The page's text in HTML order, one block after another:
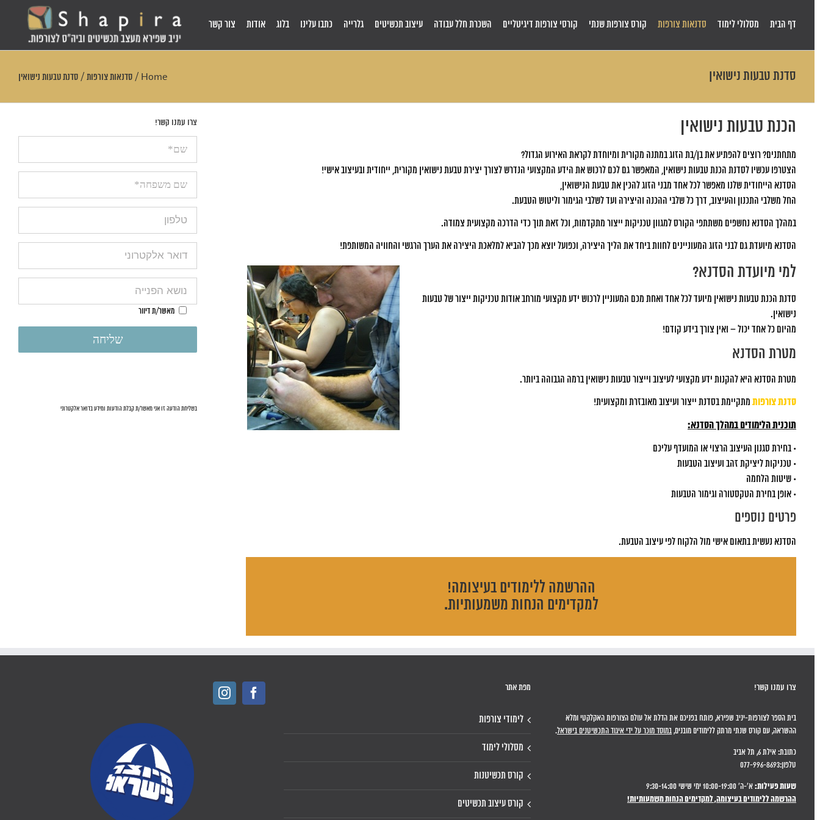
דף הבית מסלולי לימוד סדנאות צורפות קורס צורפות שנתי קורסי צורפות דיגיטליים השכרת חלל עבודה עיצוב תכשיטים גלרייה כתבו עלינו בלוג אודות צור קשר
סדנת טבעות נישואין Home
/ סדנאות צורפות / סדנת טבעות נישואין
הכנת טבעות נישואין
מתחתנים? רוצים להפתיע את בן/בת הזוג במתנה מקורית ומיוחדת לקראת האירוע הגדול?
הצטרפו עכשיו לסדנת הכנת טבעות נישואין, המאפשר גם לכם לרכוש את הידע המקצועי הנדרש לצורך יצירת טבעת נישואין מקורית, ייחודית ובעיצוב אישי!
הסדנא הייחודית שלנו מאפשר לכל אחד מבני הזוג להכין את טבעת הנישואין,
החל משלבי התכנון והעיצוב, דרך כל שלבי ההכנה והיצירה ועד לשלבי הגימור וליטוש הטבעת.
במהלך הסדנא נחשפים משתתפי הקורס למגוון טכניקות ייצור מתקדמות, וכל זאת תוך כדי הדרכה מקצועית צמודה.
הסדנא מיועדת גם לבני הזוג המעוניינים לחוות ביחד את הליך היצירה, וכפועל יוצא מכך להביא למלאכת היצירה את הערך הרגשי והחוויה המשותפת!
למי מיועדת הסדנא?
סדנת הכנת טבעות נישואין מיועד לכל אחד ואחת מכם המעוניין לרכוש ידע מקצועי מורחב אודות טכניקות ייצור של טבעות
נישואין.
מהיום כל אחד יכול – ואין צורך בידע קודם!
מטרת הסדנא
מטרת הסדנא היא להקנות ידע מקצועי לעיצוב וייצור טבעות נישואין ברמה הגבוהה ביותר.
סדנת צורפות מתקיימת בסדנת ייצור ועיצוב מאובזרת ומקצועית!
תוכנית הלימודים במהלך הסדנא:
• בחירת סגנון העיצוב הרצוי או המועדף עליכם
• טכניקות ליציקת זהב ועיצוב הטבעות
• שיטות הלחמה
• אופן בחירת הטקסטורה וגימור הטבעות
פרטים נוספים
הסדנא נעשית בתאום אישי מול הלקוח לפי עיצוב הטבעת.
ההרשמה ללימודים בעיצומה!
למקדימים הנחות משמעותיות.
צרו עמנו קשר!
מאשר/ת דיוור
בשליחת הודעה זו אני מאשר/ת קבלת הודעות ומידע בדואר אלקטרוני
צרו עמנו קשר!
בית הספר לצורפות-יניב שפירא, פותח בפניכם את הדלת אל עולם הצורפות האקלקטי ומלא
ההשראה, עם קורס שנתי מרתק ללימודים מובנים, במוסד מוכר על ידי איגוד התכשיטנים בישראל.
כתובת: אילת 6, תל אביב
טלפון:077-996-8693
שעות פעילות: א'-ה' 10:00-19:00 ימי שישי 9:30-14:00
ההרשמה ללימודים בעיצומה, למקדימים הנחות משמעותיות!
מפת אתר
לימודי צורפות
מסלולי לימוד
קורס תכשיטנות
קורס עיצוב תכשיטים